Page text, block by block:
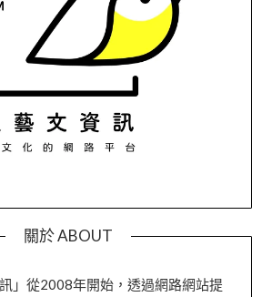
關於 ABOUT
訊」從2008年開始，透過網路網站提